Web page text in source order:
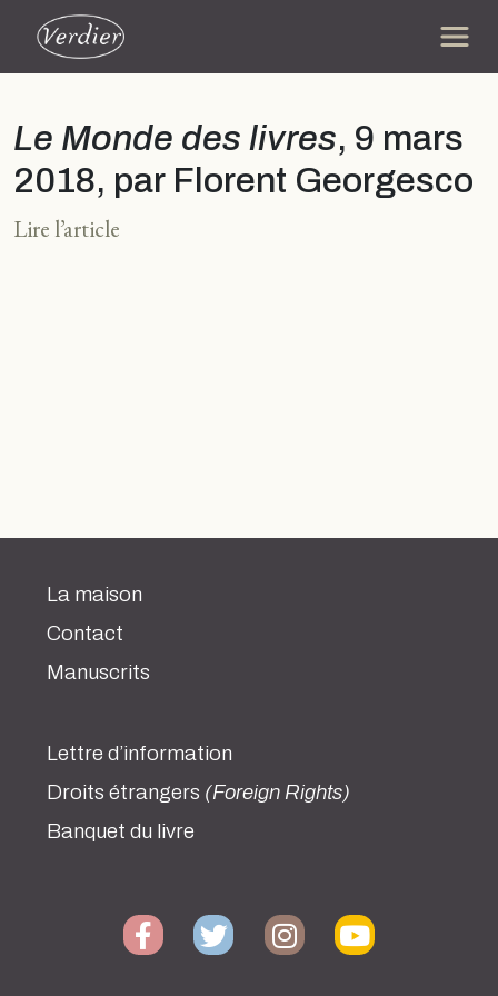
Le Monde des livres, 9 mars
2018, par Florent Georgesco
Lire l’article
La maison
Contact
Manuscrits
Lettre d’information
Droits étrangers (Foreign Rights)
Banquet du livre